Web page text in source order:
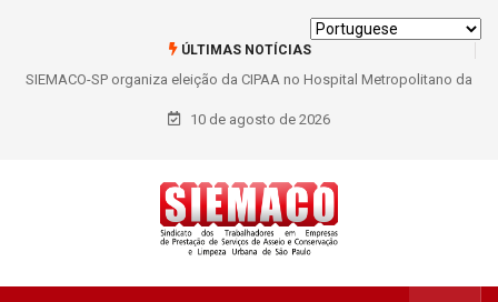
ÚLTIMAS NOTÍCIAS
SIEMACO São Paulo garante mais de 400 benefícios natalidade para
trabalhadores do Asseio em 2026
10 de agosto de 2026